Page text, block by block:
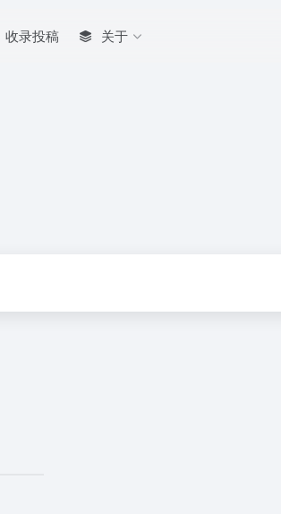
收录投稿 关于